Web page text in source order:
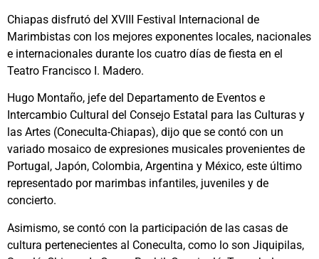
Chiapas disfrutó del XVIII Festival Internacional de
Marimbistas con los mejores exponentes locales, nacionales
e internacionales durante los cuatro días de fiesta en el
Teatro Francisco I. Madero.
Hugo Montaño, jefe del Departamento de Eventos e
Intercambio Cultural del Consejo Estatal para las Culturas y
las Artes (Coneculta-Chiapas), dijo que se contó con un
variado mosaico de expresiones musicales provenientes de
Portugal, Japón, Colombia, Argentina y México, este último
representado por marimbas infantiles, juveniles y de
concierto.
Asimismo, se contó con la participación de las casas de
cultura pertenecientes al Coneculta, como lo son Jiquipilas,